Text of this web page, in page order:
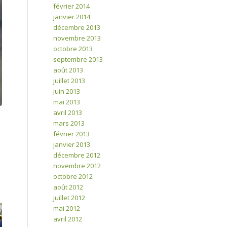
février 2014
janvier 2014
décembre 2013
novembre 2013
octobre 2013
septembre 2013
août 2013
juillet 2013
juin 2013
mai 2013
avril 2013
mars 2013
février 2013
janvier 2013
décembre 2012
novembre 2012
octobre 2012
août 2012
juillet 2012
mai 2012
avril 2012